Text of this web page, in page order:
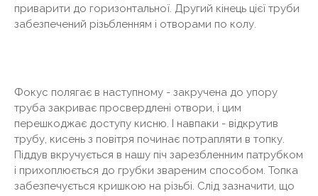
приварити до горизонтальної. Другий кінець цієї труби
забезпечений різьбленням і отворами по колу.
Фокус полягає в наступному - закручена до упору
труба закриває просвердлені отвори, і цим
перешкоджає доступу кисню. І навпаки - відкрутив
трубу, кисень з повітря починає потрапляти в топку.
Піддув вкручується в нашу піч зарезбленним патрубком
і прихоплюється до грубки звареним способом. Топка
забезпечується кришкою на різьбі. Слід зазначити, що